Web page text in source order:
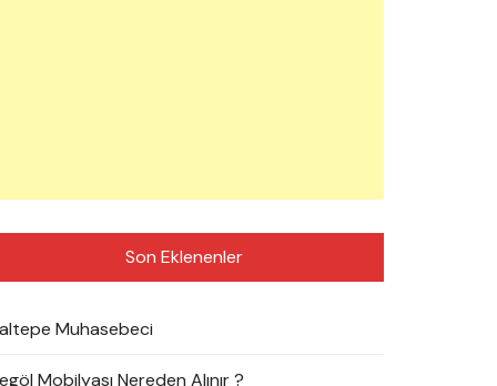
Son Eklenenler
Muhasebeci
Mobilyası Nereden Alınır ?